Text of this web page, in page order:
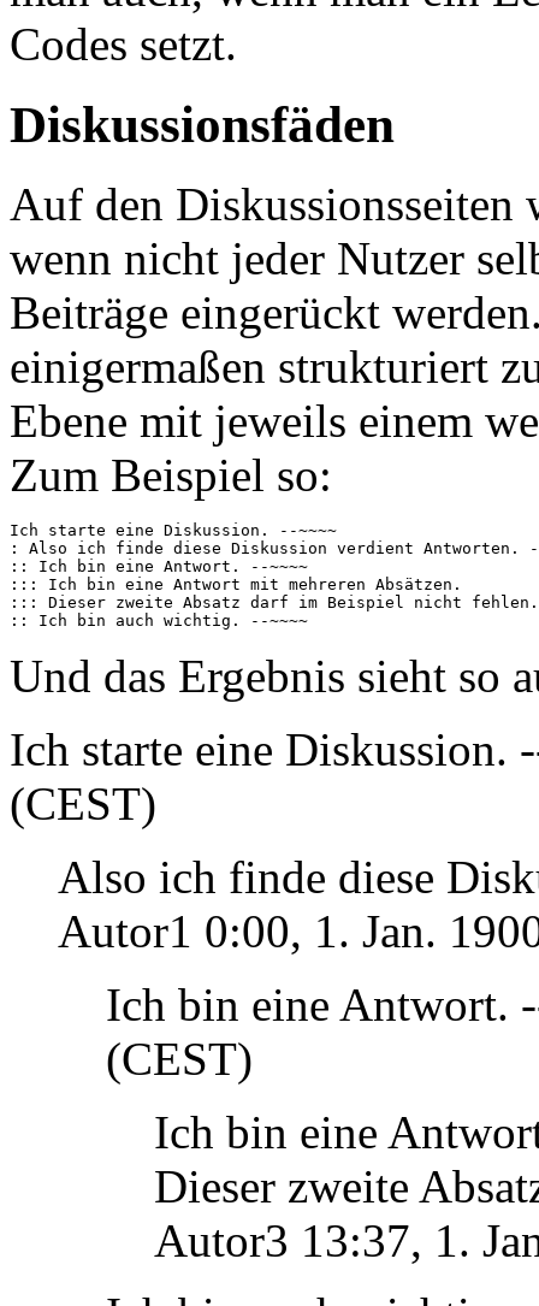
Codes setzt.
Diskussionsfäden
Auf den
wenn nicht jeder Nutzer
Beiträge eingerückt
einigermaßen strukturiert
Ebene mit jeweils einem
Zum Beispiel so:
Ich starte eine Diskussion. --~~~~
: Also ich finde diese Diskussion verdient Antworten.
:: Ich bin eine Antwort. --~~~~
::: Ich bin eine Antwort mit mehreren Absätzen.
::: Dieser zweite Absatz darf im Beispiel nicht fehlen.
Und das Ergebnis sieht so
Ich starte eine Diskussion.
(CEST)
Also ich finde diese
Autor1 0:00, 1. Jan.
Ich bin eine Antwort.
(CEST)
Ich bin eine
Dieser zweite
Autor3 13:37, 1.